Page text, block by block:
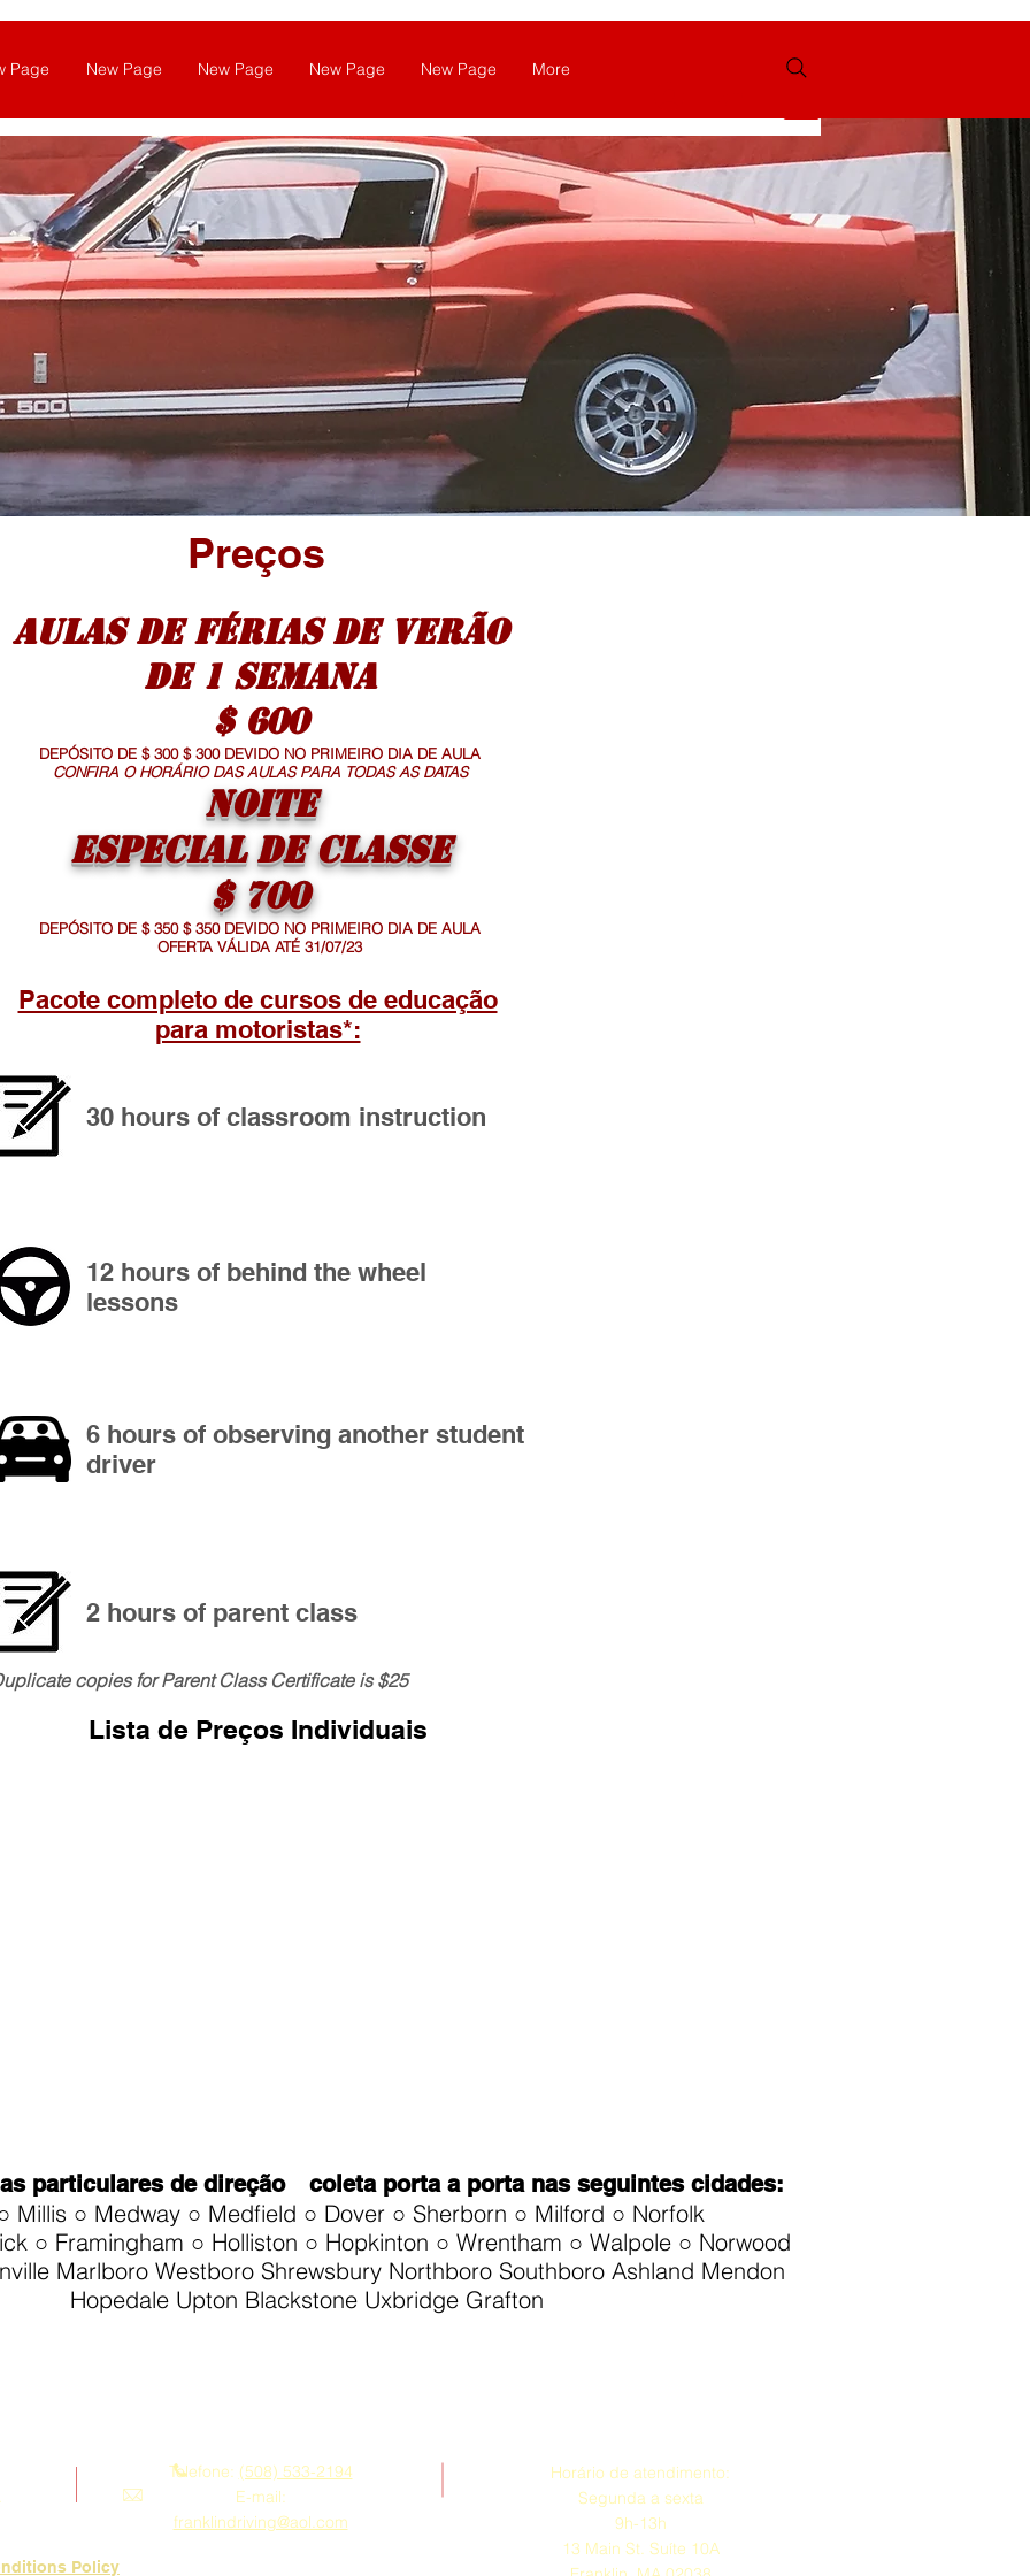
Page New Page New Page New Page New Page
More
Preços
Aulas de férias de VERÃO
de 1 SEMANA
$ 600
DEPÓSITO DE $ 300 $ 300 DEVIDO NO PRIMEIRO DIA DE AULA
CONFIRA O HORÁRIO DAS AULAS PARA TODAS AS DATAS
NOITE
ESPECIAL DE CLASSE
$ 700
DEPÓSITO DE $ 350 $ 350 DEVIDO NO PRIMEIRO DIA DE AULA
OFERTA VÁLIDA ATÉ 31/07/23
Pacote completo de cursos de educação
para motoristas*:
30 hours of classroom instruction
12 hours of behind the wheel
lessons
6 hours of observing another student
driver
2 hours of parent class
copies for Parent Class Certificate is $25
Lista de Preços Individuais
particulares de direção coleta porta a porta nas seguintes cidades:
Millis ○ Medway ○ Medfield ○ Dover ○ Sherborn ○ Milford ○ Norfolk
○ Framingham ○ Holliston ○ Hopkinton ○ Wrentham ○ Walpole ○ Norwood
Marlboro Westboro Shrewsbury Northboro Southboro Ashland Mendon
Hopedale Upton Blackstone Uxbridge Grafton
Policy
Telefone: (508) 533-2194
E-mail:
franklindriving@aol.com
Horário de atendimento:
Segunda a sexta
9h-13h
13 Main St. Suíte 10A